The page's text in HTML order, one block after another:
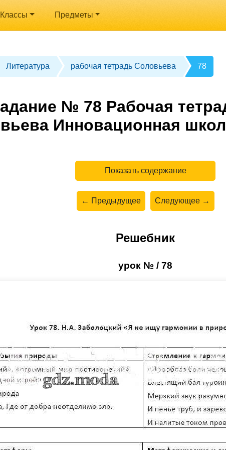
Классы Предметы
Литература рабочая тетрадь Соловьева 78
№ 78 Рабочая
Инновационная
Показать содержание
← Предыдущее Следующее →
Решебник
урок № / 78